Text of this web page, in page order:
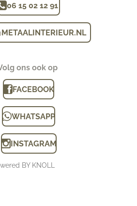
06 15 02 12 91
METAALINTERIEUR.NL
ons ook op
FACEBOOK
WHATSAPP
INSTAGRAM
BY KNOLL